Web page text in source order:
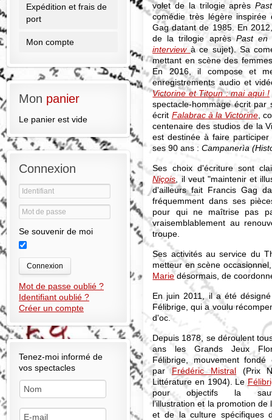
volet de la trilogie après
comédie très légère
Gag datant de 1985. En
de la trilogie aprèsPast en
interview à ce sujet). Sa
mettant en scène des
En 2016, il compose et
enregistrements audio et
Victorine et Titoun : mai aquì !
spectacle-hommage écrit
écrit Falabrac à la Victorine,
centenaire des studios de la
est destinée à faire
ses 90 ans :Campanerìa
Ses choix d'écriture sont
Niçois , il veut "maintenir et
d'ailleurs fait Francis Gag
fréquemment dans ses
pour qui ne maîtrise pas
vraisemblablement au
troupe.
Ses activités au service du
metteur en scène
Mariedésormais, de
En juin 2011, il a été
Félibrige, qui a voulu
d'oc.
Depuis 1878, se déroulent
ans les Grands Jeux
Félibrige, mouvement fondé
parFrédéric Mistral(Prix
Littérature en 1904). Le
pour objectifs la
l’illustration et la promotion de
et de la culture spécifiques
Expédition et frais de
port
Mon compte
Mon panier
Le panier est vide
Connexion
Se souvenir de moi
Connexion
Mot de passe oublié ?
Identifiant oublié ?
Créer un compte
Tenez-moi informé de
vos spectacles